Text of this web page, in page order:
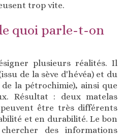
trop vite.
quoi parle-t-on
plusieurs réalités. Il
de la sève d'hévéa) et du
la pétrochimie), ainsi que
Résultat : deux matelas
être très différents
et en durabilité. Le bon
des informations